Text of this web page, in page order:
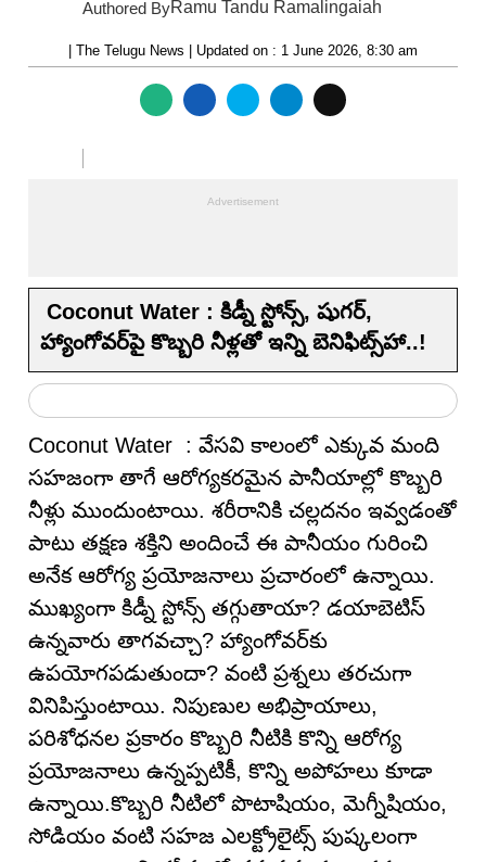
Authored ByRamu Tandu Ramalingaiah
| The Telugu News | Updated on : 1 June 2026, 8:30 am
Coconut Water : కిడ్నీ స్టోన్స్, షుగర్,
హ్యాంగోవర్‌పై కొబ్బరి నీళ్ల‌తో ఇన్ని బెనిఫిట్స్‌హా..!
Coconut Water : వేసవి కాలంలో ఎక్కువ మంది
సహజంగా తాగే ఆరోగ్యకరమైన పానీయాల్లో కొబ్బరి
నీళ్లు ముందుంటాయి. శరీరానికి చల్లదనం ఇవ్వడంతో
పాటు తక్షణ శక్తిని అందించే ఈ పానీయం గురించి
అనేక ఆరోగ్య ప్రయోజనాలు ప్రచారంలో ఉన్నాయి.
ముఖ్యంగా కిడ్నీ స్టోన్స్ తగ్గుతాయా? డయాబెటిస్
ఉన్నవారు తాగవచ్చా? హ్యాంగోవర్‌కు
ఉపయోగపడుతుందా? వంటి ప్రశ్నలు తరచుగా
వినిపిస్తుంటాయి. నిపుణుల అభిప్రాయాలు,
పరిశోధనల ప్రకారం కొబ్బరి నీటికి కొన్ని ఆరోగ్య
ప్రయోజనాలు ఉన్నప్పటికీ, కొన్ని అపోహలు కూడా
ఉన్నాయి.కొబ్బరి నీటిలో పొటాషియం, మెగ్నీషియం,
సోడియం వంటి సహజ ఎలక్ట్రోలైట్స్ పుష్కలంగా